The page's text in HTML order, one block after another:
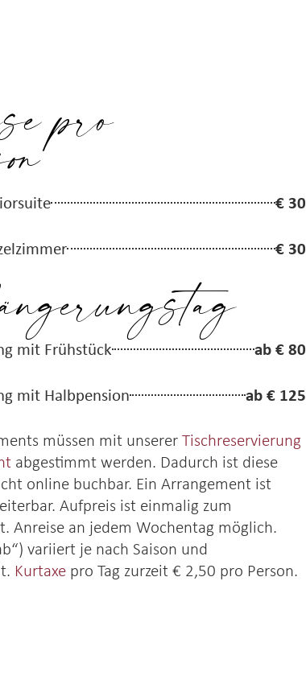
pro
€ 30
€ 30
mit Frühstück ab € 80
mit Halbpension ab € 125
müssen mit unsererTischreservierung
abgestimmt werden. Dadurch ist diese
online buchbar. Ein Arrangement ist
Aufpreis ist einmalig zum
Anreise an jedem Wochentag möglich.
variiert je nach Saison und
Kurtaxepro Tag zurzeit € 2,50 pro Person.